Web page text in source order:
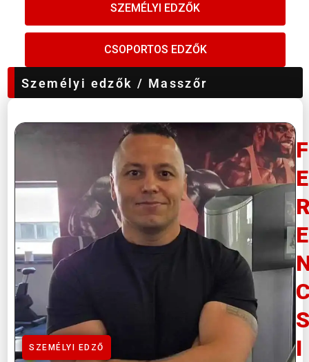
SZEMÉLYI EDZŐK
CSOPORTOS EDZŐK
Személyi edzők / Masszőr
SZEMÉLYI EDZŐ
F
E
E
S
I